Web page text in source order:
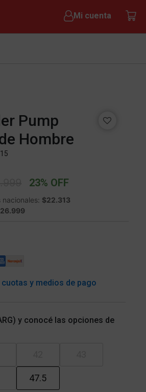
Mi cuenta
Pump
Hombre
reduced from
23% OFF
nacionales: $22.313
y medios de pago
y conocé las opciones de
47.5